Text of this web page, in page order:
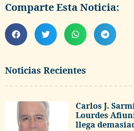
Noticias Recientes
Carlos J.
Lourdes
llega
Comparte Esta Noticia: